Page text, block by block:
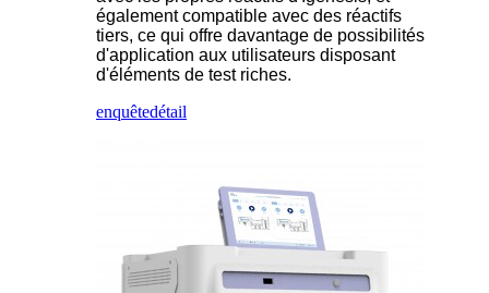
également compatible avec des réactifs
tiers, ce qui offre davantage de possibilités
d'application aux utilisateurs disposant
d'éléments de test riches.
enquêtedétail